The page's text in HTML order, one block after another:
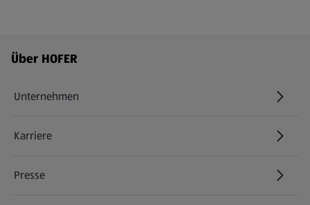
Fußzeilenmenü - weitere Links
Über HOFER
Unternehmen
Karriere
(öffnet in einem neuen Tab)
Presse